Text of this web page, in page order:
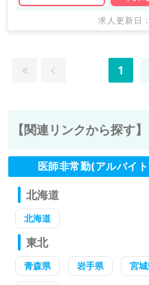
求人更新
1
【関連リンクから探す】
医師非常勤(アルバイ
北海道
北海道
東北
青森県 岩手県 宮